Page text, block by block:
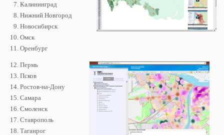
Калининград
Нижний Новгород
Новосибирск
Омск
Оренбург
Пермь
Псков
Ростов-на-Дону
Самара
Смоленск
Ставрополь
Таганрог